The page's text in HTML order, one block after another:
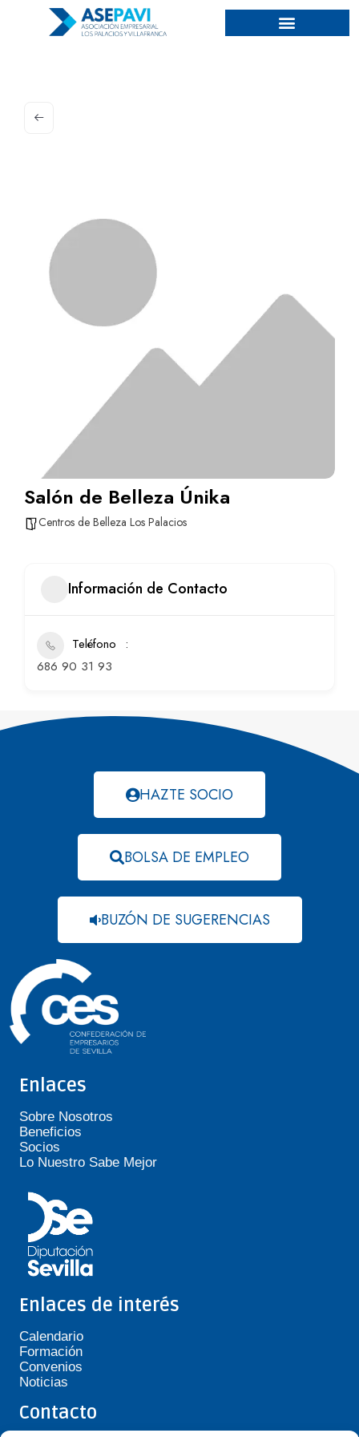
Salón de Belleza Únika
Centros de Belleza Los Palacios
Información de Contacto
Teléfono
686 90 31 93
HAZTE SOCIO
BOLSA DE EMPLEO
BUZÓN DE SUGERENCIAS
Enlaces
Sobre Nosotros
Beneficios
Socios
Lo Nuestro Sabe Mejor
Enlaces de interés
Calendario
Formación
Convenios
Noticias
Contacto